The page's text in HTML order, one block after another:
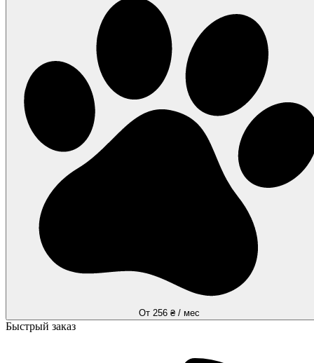
От 256 ₴ / мес
Быстрый заказ